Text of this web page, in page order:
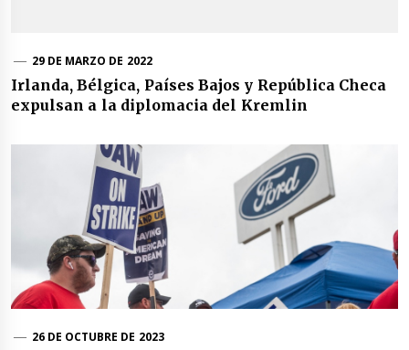
29 DE MARZO DE 2022
Irlanda, Bélgica, Países Bajos y República Checa
expulsan a la diplomacia del Kremlin
26 DE OCTUBRE DE 2023